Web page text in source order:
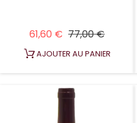
61,60 € Prix habituel
77,00 €Prix
AJOUTER AU PANIER